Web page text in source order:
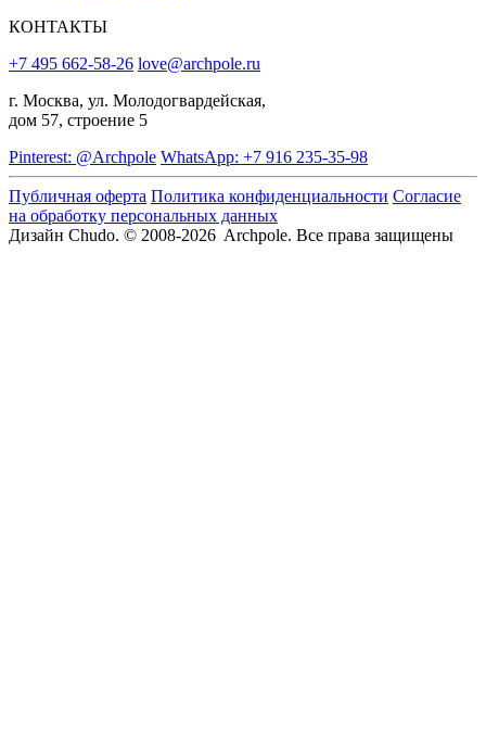
КОНТАКТЫ
+7 495 662-58-26 love@archpole.ru
г. Москва, ул. Молодогвардейская,
дом 57, строение 5
Pinterest: @Archpole WhatsApp: +7 916 235-35-98
Публичная оферта Политика конфиденциальности Согласие
на обработку персональных данных
Дизайн Chudo. © 2008-2026 Archpole. Все права защищены